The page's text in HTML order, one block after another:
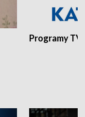
Programy